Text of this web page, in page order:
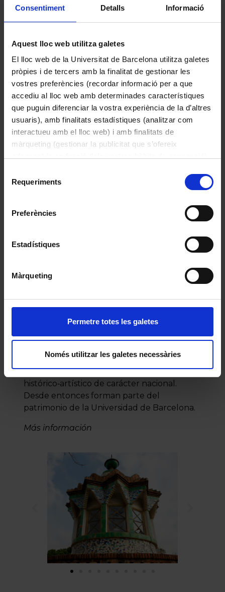
Consentiment Detalls Informació
Aquest lloc web utilitza galetes
El lloc web de la Universitat de Barcelona utilitza galetes
pròpies i de tercers amb la finalitat de gestionar les
vostres preferències (recordar informació per a que
accediu al lloc web amb determinades característiques
que puguin diferenciar la vostra experiència de la d’altres
usuaris), amb finalitats estadístiques (analitzar com
interactueu amb el lloc web) i amb finalitats de
màrqueting (gestionar la publicitat que s’ofereix
consultar laPolítica de galetes del lloc web de la
Requeriments
Preferències
Estadístiques
Màrqueting
Permetre totes les galetes
Només utilitzar les galetes necessàries
Pabellones de la
Finca Güell
Gaudí para su mecenas Eusebi Güell.
casa del portero, las caballerizas y la puerta
monumental con la famosa reja del dragón,
modernismo catalán.
En 1958, una parte importante de los
adquirió para construir la nueva ciudad
universitaria y, al pasar a manos de la
readaptaron a los nuevos usos. En 1969
fueron declarados monumento
histórico‑artístico de carácter nacional.
Desde entonces forman parte del
patrimonio de la Universidad de Barcelona.
Más información